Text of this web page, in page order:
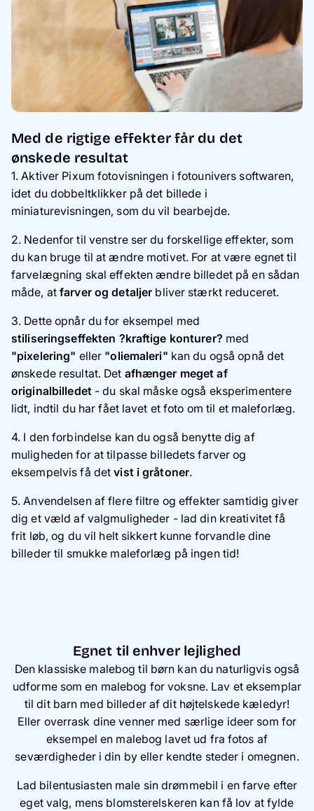
Med de rigtige effekter får du det
ønskede resultat
1. Aktiver Pixum fotovisningen i fotounivers softwaren,
idet du dobbeltklikker på det billede i
miniaturevisningen, som du vil bearbejde.
2. Nedenfor til venstre ser du forskellige effekter, som
du kan bruge til at ændre motivet. For at være egnet til
farvelægning skal effekten ændre billedet på en sådan
måde, atfarver og detaljer bliver stærkt reduceret.
3. Dette opnår du for eksempel med
stiliseringseffekten ?kraftige konturer? med
"pixelering" eller "oliemaleri" kan du også opnå det
ønskede resultat. Det afhænger meget af
originalbilledet- du skal måske også eksperimentere
lidt, indtil du har fået lavet et foto om til et maleforlæg.
4. I den forbindelse kan du også benytte dig af
muligheden for at tilpasse billedets farver og
eksempelvis få detvist i gråtoner.
5. Anvendelsen af flere filtre og effekter samtidig giver
dig et væld af valgmuligheder - lad din kreativitet få
frit løb, og du vil helt sikkert kunne forvandle dine
billeder til smukke maleforlæg på ingen tid!
Egnet til enhver lejlighed
Den klassiske malebog til børn kan du naturligvis også
udforme som en malebog for voksne. Lav et eksemplar
til dit barn med billeder af dit højtelskede kæledyr!
Eller overrask dine venner med særlige ideer som for
eksempel en malebog lavet ud fra fotos af
seværdigheder i din by eller kendte steder i omegnen.
Lad bilentusiasten male sin drømmebil i en farve efter
eget valg, mens blomsterelskeren kan få lov at fylde